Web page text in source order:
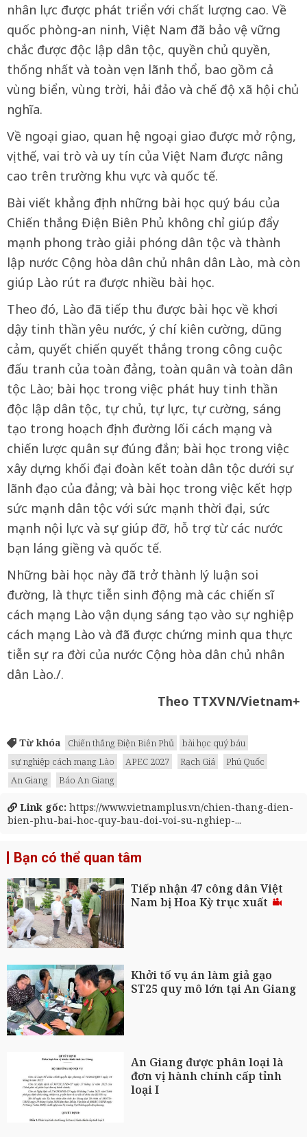
nhân lực được phát triển với chất lượng cao. Về
quốc phòng-an ninh, Việt Nam đã bảo vệ vững
chắc được độc lập dân tộc, quyền chủ quyền,
thống nhất và toàn vẹn lãnh thổ, bao gồm cả
vùng biển, vùng trời, hải đảo và chế độ xã hội chủ
nghĩa.
Về ngoại giao, quan hệ ngoại giao được mở rộng,
vị thế, vai trò và uy tín của Việt Nam được nâng
cao trên trường khu vực và quốc tế.
Bài viết khẳng định những bài học quý báu của
Chiến thắng Điện Biên Phủ không chỉ giúp đẩy
mạnh phong trào giải phóng dân tộc và thành
lập nước Cộng hòa dân chủ nhân dân Lào, mà còn
giúp Lào rút ra được nhiều bài học.
Theo đó, Lào đã tiếp thu được bài học về khơi
dậy tinh thần yêu nước, ý chí kiên cường, dũng
cảm, quyết chiến quyết thắng trong công cuộc
đấu tranh của toàn đảng, toàn quân và toàn dân
tộc Lào; bài học trong việc phát huy tinh thần
độc lập dân tộc, tự chủ, tự lực, tự cường, sáng
tạo trong hoạch định đường lối cách mạng và
chiến lược quân sự đúng đắn; bài học trong việc
xây dựng khối đại đoàn kết toàn dân tộc dưới sự
lãnh đạo của đảng; và bài học trong việc kết hợp
sức mạnh dân tộc với sức mạnh thời đại, sức
mạnh nội lực và sự giúp đỡ, hỗ trợ từ các nước
bạn láng giềng và quốc tế.
Những bài học này đã trở thành lý luận soi
đường, là thực tiễn sinh động mà các chiến sĩ
cách mạng Lào vận dụng sáng tạo vào sự nghiệp
cách mạng Lào và đã được chứng minh qua thực
tiễn sự ra đời của nước Cộng hòa dân chủ nhân
dân Lào./.
Theo TTXVN/Vietnam+
Từ khóa Chiến thắng Điện Biên Phủ
bài học quý báu
sự nghiệp cách mạng Lào
APEC 2027 Rạch Giá
Phú Quốc
An Giang
Báo An Giang
Link gốc: https://www.vietnamplus.vn/chien-thang-dien-
bien-phu-bai-hoc-quy-bau-doi-voi-su-nghiep-...
Bạn có thể quan tâm
Tiếp nhận 47 công dân Việt
Nam bị Hoa Kỳ trục xuất
Khởi tố vụ án làm giả gạo
ST25 quy mô lớn tại An Giang
An Giang được phân loại là
đơn vị hành chính cấp tỉnh
loại I